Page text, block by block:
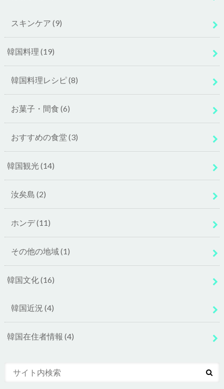
スキンケア (9)
韓国料理 (19)
韓国料理レシピ(8)
お菓子・間食 (6)
おすすめの食堂 (3)
韓国観光(14)
汝矣島 (2)
ホンデ(11)
その他の地域 (1)
韓国文化(16)
韓国近況 (4)
韓国在住者情報 (4)